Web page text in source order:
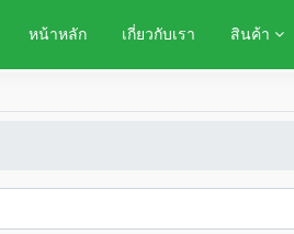
หน้าหลัก เกี่ยวกับเรา สินค้า